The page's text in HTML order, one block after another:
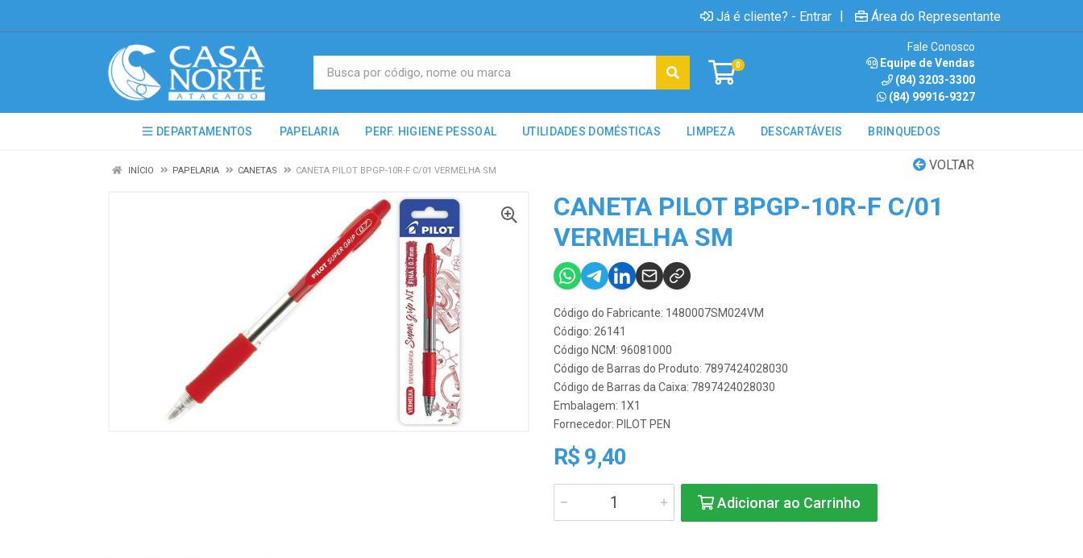
Já é cliente? - Entrar | Área do Representante
0
Fale Conosco
Equipe de Vendas
(84) 3203-3300
(84) 99916-9327
DEPARTAMENTOS PAPELARIA PERF. HIGIENE PESSOAL UTILIDADES DOMÉSTICAS LIMPEZA DESCARTÁVEIS BRINQUEDOS
VOLTAR
INÍCIO PAPELARIA CANETAS CANETA PILOT BPGP-10R-F C/01 VERMELHA SM
CANETA PILOT BPGP-10R-F C/01
VERMELHA SM
Código do Fabricante: 1480007SM024VM
Código: 26141
Código NCM: 96081000
Código de Barras do Produto: 7897424028030
Código de Barras da Caixa: 7897424028030
Embalagem: 1X1
Fornecedor: PILOT PEN
R$ 9,40
Adicionar ao Carrinho